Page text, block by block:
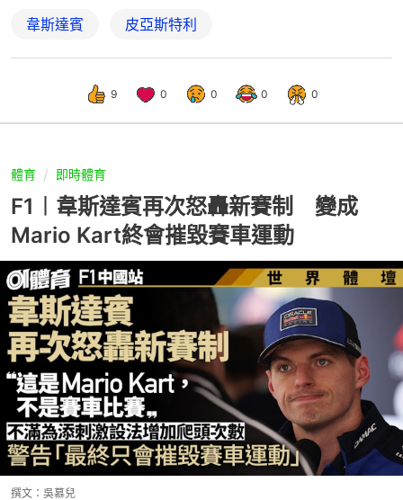
韋斯達賓 皮亞斯特利
9 0 0 0 0
體育 即時體育
F1︱韋斯達賓再次怒轟新賽制 變成
Mario Kart終會摧毀賽車運動
撰文： 吳慕兒